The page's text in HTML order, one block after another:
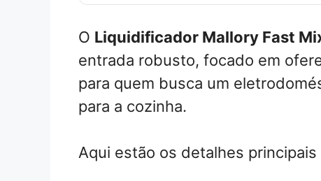
O Liquidificador Mallory Fast
entrada robusto, focado em
para quem busca um
para a cozinha.
Aqui estão os detalhes